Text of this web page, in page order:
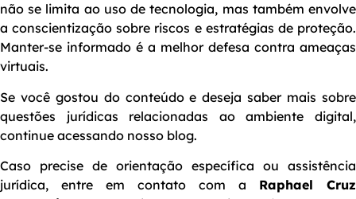
não se limita ao uso de tecnologia, mas também envolve
a conscientização sobre riscos e estratégias de proteção.
Manter-se informado é a melhor defesa contra ameaças
virtuais.
Se você gostou do conteúdo e deseja saber mais sobre
questões jurídicas relacionadas ao ambiente digital,
continue acessando nosso blog.
Caso precise de orientação específica ou assistência
jurídica, entre em contato com a Raphael Cruz